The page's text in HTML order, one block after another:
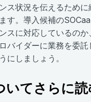
ス状況を伝えるため
す。導入候補の
スに対応しているの
バイダーに業務を委
にしましょう。
いてさらに読